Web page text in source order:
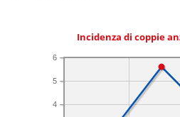
Incidenza di coppie
4
5
6